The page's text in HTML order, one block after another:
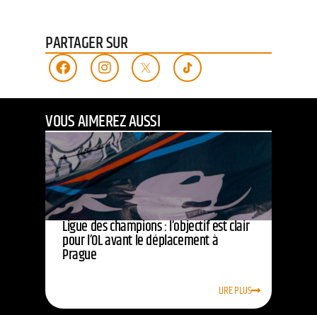
PARTAGER SUR
VOUS AIMEREZ AUSSI
Ligue des champions : l’objectif est clair
pour l’OL avant le déplacement à
Prague
LIRE PLUS